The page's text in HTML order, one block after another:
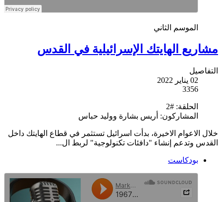
الموسم الثاني
مشاريع الهايتك الإسرائيلية في القدس
التفاصيل
02 يناير 2022
3356
الحلقة: #2
المشاركون: أريس بشارة ووليد حباس
خلال الاعوام الاخيرة، بدأت اسرائيل تستثمر في قطاع الهايتك داخل
القدس وتدعم إنشاء "دافئات تكنولوجية" لربط ال...
بودكاست